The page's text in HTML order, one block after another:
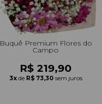
Buquê Premium Flores do
Campo
R$ 219,90
3x de R$ 73,30 sem juros